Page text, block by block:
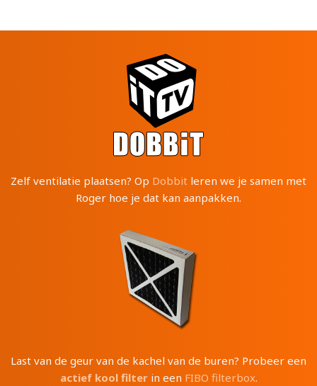
Zelf ventilatie plaatsen? Op Dobbit leren we je samen met
Roger hoe je dat kan aanpakken.
Last van de geur van de kachel van de buren? Probeer een
actief kool filterin een FIBO filterbox.